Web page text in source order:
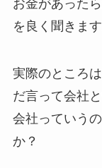
お金があった
を良く聞きます
実際のところ
だ言って会社
会社っていう
か？